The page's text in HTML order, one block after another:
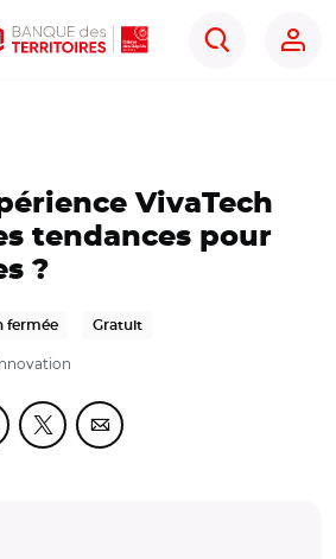
Rechercher
VivaTech
tendances pour
?
fermée Gratuit
cette page sur Facebook
cette page sur Linkedin
Partager cette page sur Twitter
Partager cette page sur